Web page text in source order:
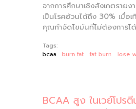
จากการศึกษาเชิงสังเกตราย
เป็นโรคอ้วนได้ถึง 30% เมื่
คุณกำจัดไขมันที่ไม่ต้องการไ
Tags:
bcaa
burn fat fat burn lose
BCAA สูง ในเวย์โปรตี